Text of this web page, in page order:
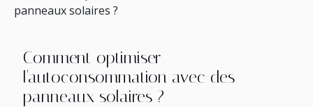
panneaux solaires ?
Comment optimiser
l'autoconsommation avec des
panneaux solaires ?